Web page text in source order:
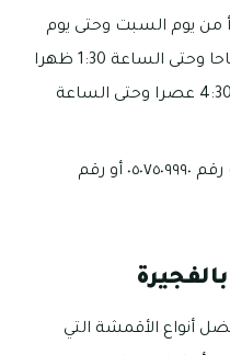
من يوم السبت وحتى يوم
الخميس من الساعة 9:30 صباحا وحتى الساعة 1:30 ظهرا
ويستكمل العمل من الساعة 4:30 عصرا وحتى الساعة
للتواصل مع المحل يرجى طلب رقم ٠٥٠٧٥٠٩٩٩٠ أو رقم
أنواع الأقمشة التي